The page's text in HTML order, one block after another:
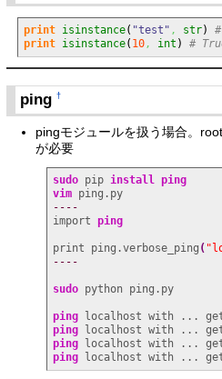
print isinstance( "test" , str)
print isinstance( 10, int ) #
ping†
pingモジュールを扱う場合。
が必要
sudo pip install
ping
vim
ping.py
----
import ping
print ping.verbose_ping (
----
sudo python ping.py
ping localhost with ...
ping localhost with ...
ping localhost with ...
ping localhost with ...